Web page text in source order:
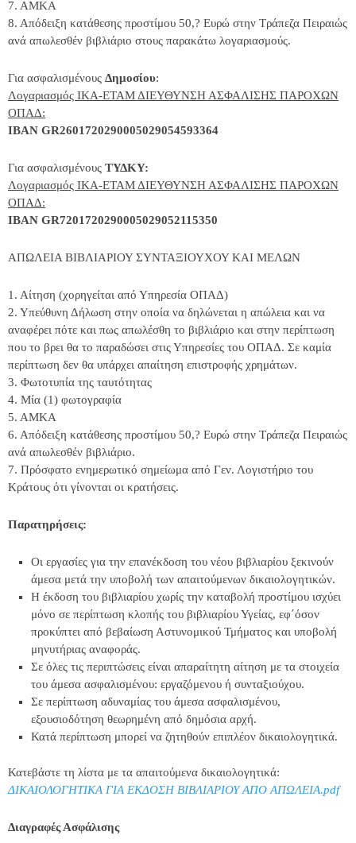
7. ΑΜΚΑ
8. Απόδειξη κατάθεσης προστίμου 50,? Ευρώ στην Τράπεζα Πειραιώς
ανά απωλεσθέν βιβλιάριο στους παρακάτω λογαριασμούς.
Για ασφαλισμένους Δημοσίου:
Λογαριασμός ΙΚΑ-ΕΤΑΜ ΔΙΕΥΘΥΝΣΗ ΑΣΦΑΛΙΣΗΣ ΠΑΡΟΧΩΝ
ΟΠΑΔ:
ΙΒΑΝ GR2601720290005029054593364
Για ασφαλισμένους ΤΥΔΚΥ:
Λογαριασμός ΙΚΑ-ΕΤΑΜ ΔΙΕΥΘΥΝΣΗ ΑΣΦΑΛΙΣΗΣ ΠΑΡΟΧΩΝ
ΟΠΑΔ:
ΙΒΑΝ GR7201720290005029052115350
ΑΠΩΛΕΙΑ ΒΙΒΛΙΑΡΙΟΥ ΣΥΝΤΑΞΙΟΥΧΟΥ ΚΑΙ ΜΕΛΩΝ
1. Αίτηση (χορηγείται από Υπηρεσία ΟΠΑΔ)
2. Υπεύθυνη Δήλωση στην οποία να δηλώνεται η απώλεια και να
αναφέρει πότε και πως απωλέσθη το βιβλιάριο και στην περίπτωση
που το βρει θα το παραδώσει στις Υπηρεσίες του ΟΠΑΔ. Σε καμία
περίπτωση δεν θα υπάρχει απαίτηση επιστροφής χρημάτων.
3. Φωτοτυπία της ταυτότητας
4. Μία (1) φωτογραφία
5. ΑΜΚΑ
6. Απόδειξη κατάθεσης προστίμου 50,? Ευρώ στην Τράπεζα Πειραιώς
ανά απωλεσθέν βιβλιάριο.
7. Πρόσφατο ενημερωτικό σημείωμα από Γεν. Λογιστήριο του
Κράτους ότι γίνονται οι κρατήσεις.
Παρατηρήσεις:
Οι εργασίες για την επανέκδοση του νέου βιβλιαρίου ξεκινούν
άμεσα μετά την υποβολή των απαιτούμενων δικαιολογητικών.
Η έκδοση του βιβλιαρίου χωρίς την καταβολή προστίμου ισχύει
μόνο σε περίπτωση κλοπής του βιβλιαρίου Υγείας, εφ΄όσον
προκύπτει από βεβαίωση Αστυνομικού Τμήματος και υποβολή
μηνυτήριας αναφοράς.
Σε όλες τις περιπτώσεις είναι απαραίτητη αίτηση με τα στοιχεία
του άμεσα ασφαλισμένου: εργαζόμενου ή συνταξιούχου.
Σε περίπτωση αδυναμίας του άμεσα ασφαλισμένου,
εξουσιοδότηση θεωρημένη από δημόσια αρχή.
Κατά περίπτωση μπορεί να ζητηθούν επιπλέον δικαιολογητικά.
Κατεβάστε τη λίστα με τα απαιτούμενα δικαιολογητικά:
ΔΙΚΑΙΟΛΟΓΗΤΙΚΑ ΓΙΑ ΕΚΔΟΣΗ ΒΙΒΛΙΑΡΙΟΥ ΑΠΟ ΑΠΩΛΕΙΑ.pdf
Διαγραφές Ασφάλισης